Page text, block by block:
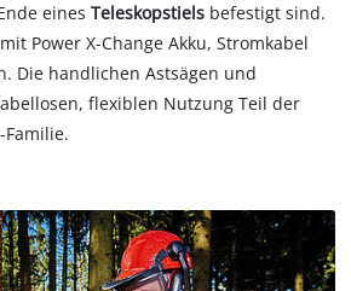
einesTeleskopstiels befestigt sind.
Power X-Change Akku, Stromkabel
Die handlichen Astsägen und
flexiblen Nutzung Teil der
Familie.